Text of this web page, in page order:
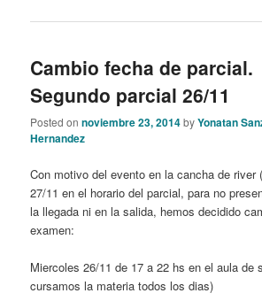
Cambio fecha de parcial.
Segundo parcial 26/11
Posted onnoviembre 23, 2014byYonatan
Hernandez
Con motivo del evento en la cancha de river
27/11 en el horario del parcial, para no
la llegada ni en la salida, hemos decidido
examen:
Miercoles 26/11 de 17 a 22 hs en el aula de
cursamos la materia todos los dias)